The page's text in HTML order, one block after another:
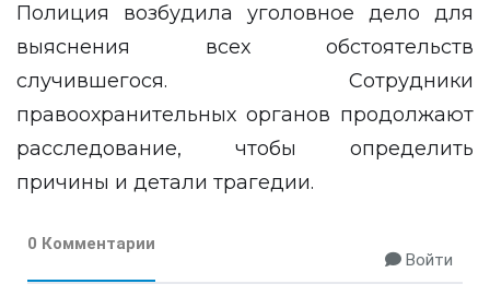
Полиция возбудила уголовное дело для
выяснения всех обстоятельств
случившегося. Сотрудники
правоохранительных органов продолжают
расследование, чтобы определить
причины и детали трагедии.
0 Комментарии
Войти